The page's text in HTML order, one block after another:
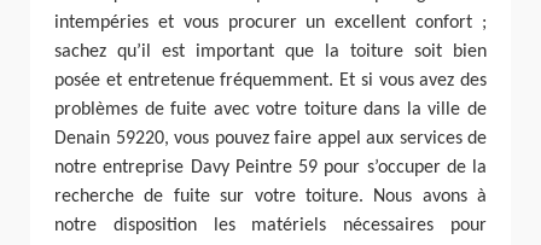
intempéries et vous procurer un excellent confort ;
sachez qu’il est important que la toiture soit bien
posée et entretenue fréquemment. Et si vous avez des
problèmes de fuite avec votre toiture dans la ville de
Denain 59220, vous pouvez faire appel aux services de
notre entreprise Davy Peintre 59 pour s’occuper de la
recherche de fuite sur votre toiture. Nous avons à
notre disposition les matériels nécessaires pour